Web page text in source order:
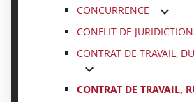
CONCURRENCE
CONFLIT DE
CONTRAT DE TRAVAIL,
CONTRAT DE TRAVAIL,